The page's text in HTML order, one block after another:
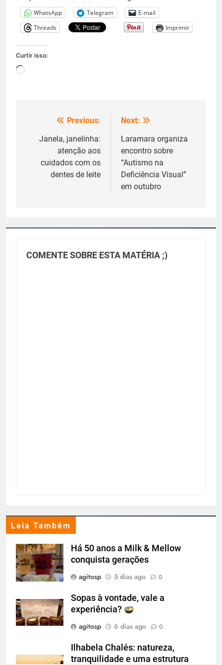
WhatsApp Telegram
E-mail
Threads
Imprimir
Curtir isso:
Carregando...
Navegação
Post
Previous:
Janela, janelinha:
atenção aos
cuidados com os
dentes de leite
Next:
Laramara organiza
encontro sobre
“Autismo na
Deficiência Visual”
em outubro
COMENTE SOBRE ESTA MATÉRIA ;)
Leia Também
Há 50 anos a Milk & Mellow
conquista gerações
agitosp
5 dias ago 0
Sopas à vontade, vale a
experiência?
agitosp
6 dias ago 0
Ilhabela Chalés: natureza,
tranquilidade e uma estrutura